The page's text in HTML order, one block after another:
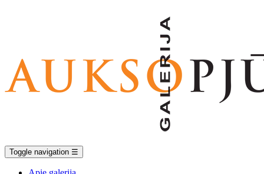
Toggle navigation ☰